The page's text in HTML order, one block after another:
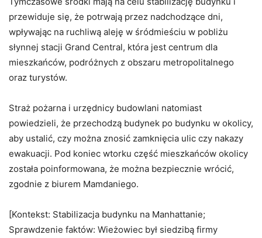
przewiduje się, że potrwają przez nadchodzące dni,
wpływając na ruchliwą aleję w śródmieściu w pobliżu
słynnej stacji Grand Central, która jest centrum dla
mieszkańców, podróżnych z obszaru metropolitalnego
oraz turystów.
Straż pożarna i urzędnicy budowlani natomiast
powiedzieli, że przechodzą budynek po budynku w okolicy,
aby ustalić, czy można znosić zamknięcia ulic czy nakazy
ewakuacji. Pod koniec wtorku część mieszkańców okolicy
została poinformowana, że można bezpiecznie wrócić,
zgodnie z biurem Mamdaniego.
[Kontekst: Stabilizacja budynku na Manhattanie;
Sprawdzenie faktów: Wieżowiec był siedzibą firmy